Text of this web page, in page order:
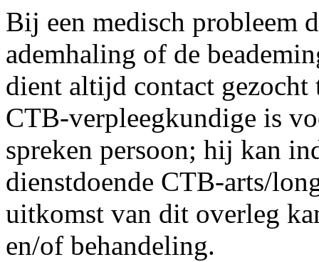
Bij een medisch probleem
ademhaling of de
dient altijd contact
CTB-verpleegkundige is
spreken persoon; hij kan
dienstdoende CTB-arts/
uitkomst van dit overleg
en/of behandeling.